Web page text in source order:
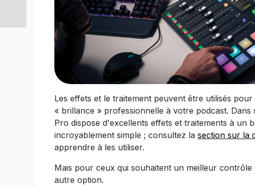
Les effets et le traitement peuvent être utilisés
« brillance » professionnelle à votre podcast.
Pro dispose d'excellents effets et traitements à un
incroyablement simple ; consultez la section sur la
apprendre à les utiliser.
Mais pour ceux qui souhaitent un meilleur contrôle
autre option.